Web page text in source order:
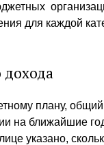
для каждой
дохода
плану, общий
на ближайшие
указано,